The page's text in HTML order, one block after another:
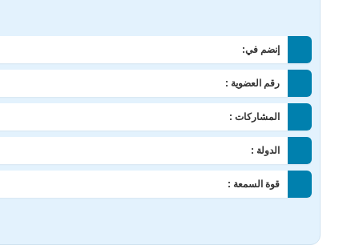
إنضم في:
رقم العضوية :
المشاركات :
الدولة :
قوة السمعة :